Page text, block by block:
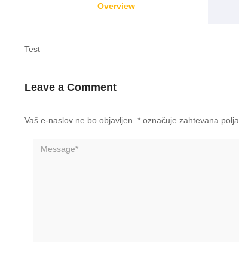
Overview
Test
Leave a Comment
Vaš e-naslov ne bo objavljen. * označuje zahtevana polja